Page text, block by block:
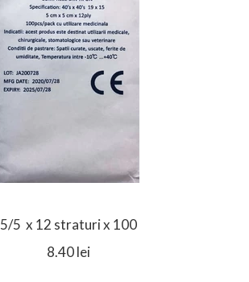
5/5 x 12 straturi x 100
8.40 lei